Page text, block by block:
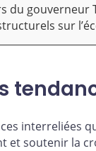
du gouverneur
sur
interreliées
et soutenir la